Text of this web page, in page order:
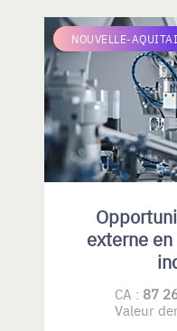
NOUVELLE-
externe
CA : 87
Valeur